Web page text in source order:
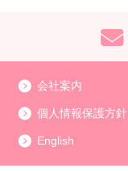
会社案内
個人情報保護方針
English